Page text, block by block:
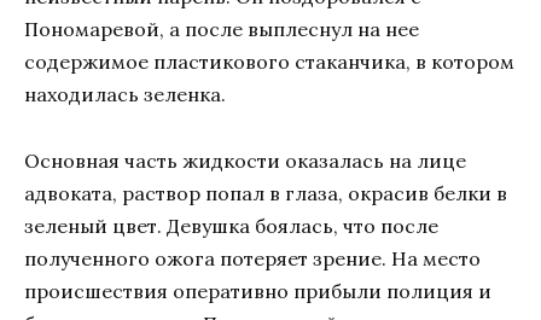
Пономаревой, а после выплеснул на нее
содержимое пластикового стаканчика, в котором
находилась зеленка.
Основная часть жидкости оказалась на лице
адвоката, раствор попал в глаза, окрасив белки в
зеленый цвет. Девушка боялась, что после
полученного ожога потеряет зрение. На место
происшествия оперативно прибыли полиция и